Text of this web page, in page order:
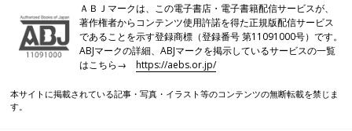
ＡＢＪマークは、この電子書店・電子書籍配信サービスが、
著作権者からコンテンツ使用許諾を得た正規版配信サービス
であることを示す登録商標（登録番号 第11091000号）です。
ABJマークの詳細、ABJマークを掲示しているサービスの一覧
はこちら→https://aebs.or.jp/
本サイトに掲載されている記事・写真・イラスト等のコンテンツの無断転載を禁じま
す。